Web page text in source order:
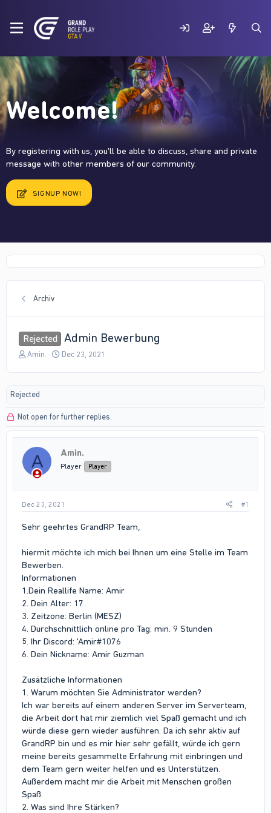
Welcome!
By registering with us, you'll be able to discuss, share and private
message with other members of our community.
SIGNUP NOW!
Archiv
Rejected Admin Bewerbung
T
a
s
t
r
e
Amin.
S
a
t
Dec 23, 2021
Rejected
Not open for further replies.
A Amin.
Player Player
Dec 23, 2021 #1
Sehr geehrtes GrandRP Team,
hiermit möchte ich mich bei Ihnen um eine Stelle im Team
Bewerben.
Informationen
1.Dein Reallife Name: Amir
2. Dein Alter: 17
3. Zeitzone: Berlin (MESZ)
4. Durchschnittlich online pro Tag: min. 9 Stunden
5. Ihr Discord: 'Amir#1076
6. Dein Nickname: Amir Guzman
Zusätzliche Informationen
1. Warum möchten Sie Administrator werden?
Ich war bereits auf einem anderen Server im Serverteam,
die Arbeit dort hat mir ziemlich viel Spaß gemacht und ich
würde diese gern wieder ausführen. Da ich sehr aktiv auf
GrandRP bin und es mir hier sehr gefällt, würde ich gern
meine bereits gesammelte Erfahrung mit einbringen und
dem Team gern weiter helfen und es Unterstützen.
Außerdem macht mir die Arbeit mit Menschen großen
Spaß.
2. Was sind Ihre Stärken?